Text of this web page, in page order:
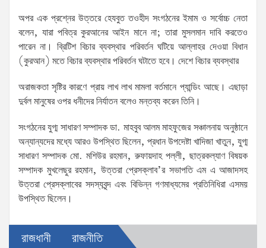
অপর এক প্রশ্নের উত্তরে হেযবুত তওহীদ সংগঠনের ইমাম ও সর্বোচ্চ নেতা
বলেন, যারা পবিত্র কুরআনের আইন মানে না; তারা মুসলমান দাবি করতেও
পারেন না। ব্রিটিশ বিচার ব্যবস্থার পরিবর্তন ঘটিয়ে আল্লাহর দেওয়া বিধান
(কুরআন) মতে বিচার ব্যবস্থার পরিবর্তন ঘটাতে হবে। দেশে বিচার ব্যবস্থার
অরাজকতা সৃষ্টির কারণে প্রায় লাখ লাখ মামলা বর্তমানে প্যান্ডিং আছে। এছাড়া
দুর্বল মানুষের ওপর ধনীদের নির্যাতন বলেও মন্তব্য করেন তিনি।
সংগঠনের যুগ্ম সাধারণ সম্পাদক ডা. মাহবুব আলম মাহফুজের সঞ্চালনায় অনুষ্ঠানে
অন্যান্যদের মধ্যে আরও উপস্থিত ছিলেন, প্রধান উপদেষ্টা খাদিজা খাতুন, যুগ্ম
সাধারণ সম্পাদক মো. মশিউর রহমান, রুফায়দাহ পল্লী, ছাত্রকল্যাণ বিষয়ক
সম্পাদক মুখলেছুর রহমান, উত্তরা প্রেসক্লাব’র সভাপতি এম এ আজাদসহ
উত্তরা প্রেসক্লাবের সদস্যবৃন্দ এবং বিভিন্ন গণমাধ্যমের প্রতিনিধিরা এসময়
উপস্থিত ছিলেন।
রাজধানী রাজনীতি